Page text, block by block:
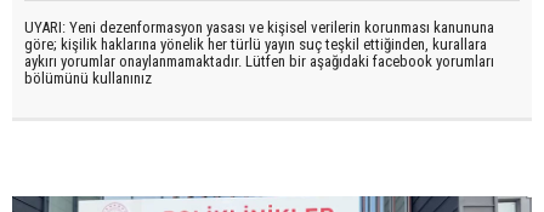
UYARI: Yeni dezenformasyon yasası ve kişisel verilerin korunması kanununa
göre; kişilik haklarına yönelik her türlü yayın suç teşkil ettiğinden, kurallara
aykırı yorumlar onaylanmamaktadır. Lütfen bir aşağıdaki facebook yorumları
bölümünü kullanınız